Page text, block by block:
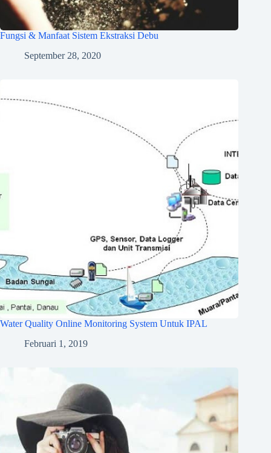
Fungsi & Manfaat Sistem Ekstraksi Debu
September 28, 2020
Water Quality Online Monitoring System Untuk IPAL
Februari 1, 2019